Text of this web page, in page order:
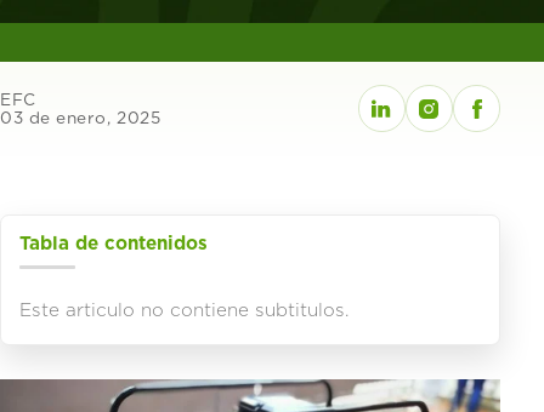
EFC
03 de enero, 2025
Tabla de contenidos
Este articulo no contiene subtitulos.